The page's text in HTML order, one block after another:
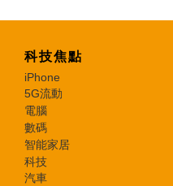
科技焦點
iPhone
5G流動
電腦
數碼
智能家居
科技
汽車